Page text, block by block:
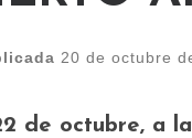
20 de octubre
de octubre, a